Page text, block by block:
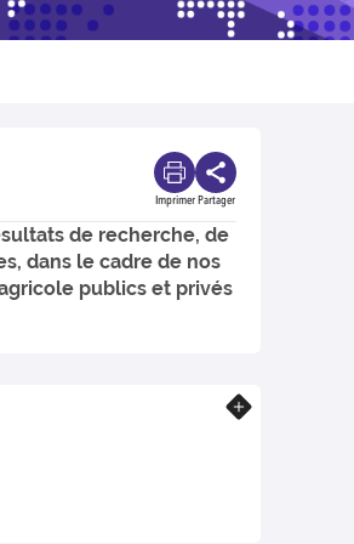
Imprimer Partager
de recherche, de
dans le cadre de nos
publics et privés